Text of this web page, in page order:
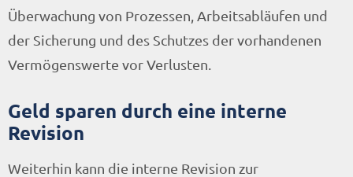
Überwachung von Prozessen, Arbeitsabläufen und
der Sicherung und des Schutzes der vorhandenen
Vermögenswerte vor Verlusten.
Geld sparen durch eine interne
Revision
Weiterhin kann die interne Revision zur